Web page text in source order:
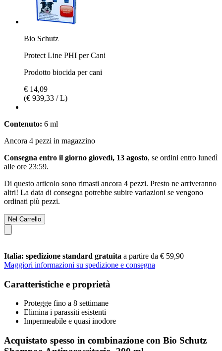
Bio Schutz
Protect Line PHI per Cani
Prodotto biocida per cani
€ 14,09
(€ 939,33 / L)
Contenuto: 6 ml
Ancora 4 pezzi in magazzino
Consegna entro il giorno giovedì, 13 agosto, se ordini entro lunedì
alle ore 23:59.
Di questo articolo sono rimasti ancora 4 pezzi. Presto ne arriveranno
altri! La data di consegna potrebbe subire variazioni se vengono
ordinati più pezzi.
Nel Carrello
Italia: spedizione standard gratuita a partire da € 59,90
Maggiori informazioni su spedizione e consegna
Caratteristiche e proprietà
Protegge fino a 8 settimane
Elimina i parassiti esistenti
Impermeabile e quasi inodore
Acquistato spesso in combinazione con Bio Schutz